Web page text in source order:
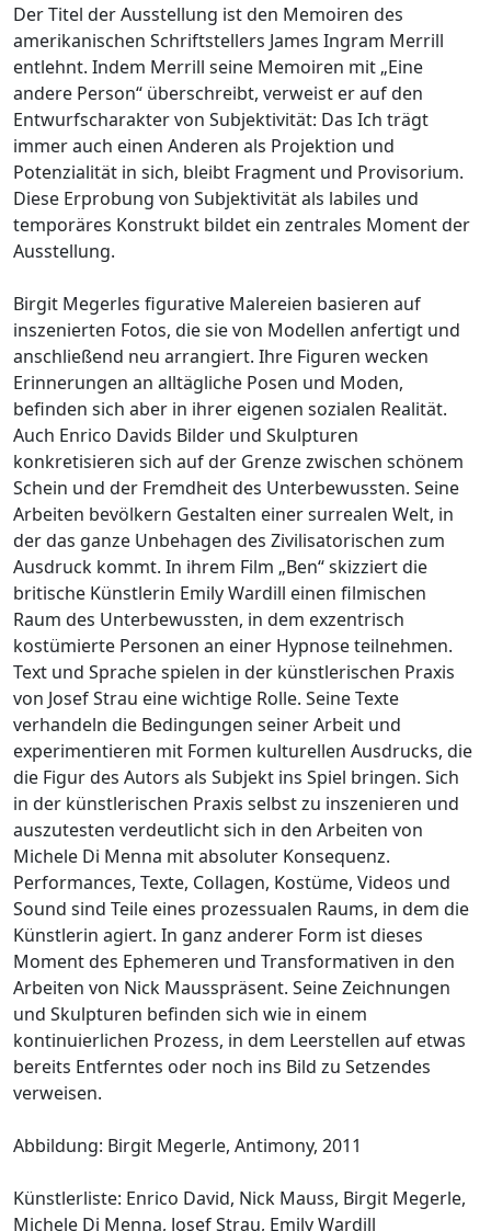
Der Titel der Ausstellung ist den Memoiren des
amerikanischen Schriftstellers James Ingram Merrill
entlehnt. Indem Merrill seine Memoiren mit „Eine
andere Person“ überschreibt, verweist er auf den
Entwurfscharakter von Subjektivität: Das Ich trägt
immer auch einen Anderen als Projektion und
Potenzialität in sich, bleibt Fragment und Provisorium.
Diese Erprobung von Subjektivität als labiles und
temporäres Konstrukt bildet ein zentrales Moment der
Ausstellung.
Birgit Megerles figurative Malereien basieren auf
inszenierten Fotos, die sie von Modellen anfertigt und
anschließend neu arrangiert. Ihre Figuren wecken
Erinnerungen an alltägliche Posen und Moden,
befinden sich aber in ihrer eigenen sozialen Realität.
Auch Enrico Davids Bilder und Skulpturen
konkretisieren sich auf der Grenze zwischen schönem
Schein und der Fremdheit des Unterbewussten. Seine
Arbeiten bevölkern Gestalten einer surrealen Welt, in
der das ganze Unbehagen des Zivilisatorischen zum
Ausdruck kommt. In ihrem Film „Ben“ skizziert die
britische Künstlerin Emily Wardill einen filmischen
Raum des Unterbewussten, in dem exzentrisch
kostümierte Personen an einer Hypnose teilnehmen.
Text und Sprache spielen in der künstlerischen Praxis
von Josef Strau eine wichtige Rolle. Seine Texte
verhandeln die Bedingungen seiner Arbeit und
experimentieren mit Formen kulturellen Ausdrucks, die
die Figur des Autors als Subjekt ins Spiel bringen. Sich
in der künstlerischen Praxis selbst zu inszenieren und
auszutesten verdeutlicht sich in den Arbeiten von
Michele Di Menna mit absoluter Konsequenz.
Performances, Texte, Collagen, Kostüme, Videos und
Sound sind Teile eines prozessualen Raums, in dem die
Künstlerin agiert. In ganz anderer Form ist dieses
Moment des Ephemeren und Transformativen in den
Arbeiten von Nick Mausspräsent. Seine Zeichnungen
und Skulpturen befinden sich wie in einem
kontinuierlichen Prozess, in dem Leerstellen auf etwas
bereits Entferntes oder noch ins Bild zu Setzendes
verweisen.
Abbildung: Birgit Megerle, Antimony, 2011
Künstlerliste: Enrico David, Nick Mauss, Birgit Megerle,
Michele Di Menna, Josef Strau, Emily Wardill